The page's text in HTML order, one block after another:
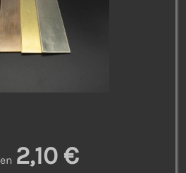
2,10 €